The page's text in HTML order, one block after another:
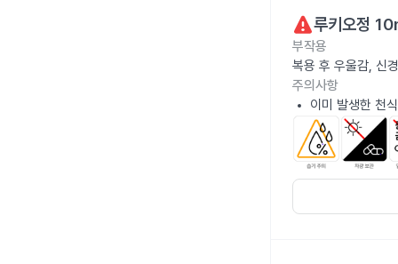
루키오정
부작용
복용 후 우울감, 신
주의사항
이미 발생한 천